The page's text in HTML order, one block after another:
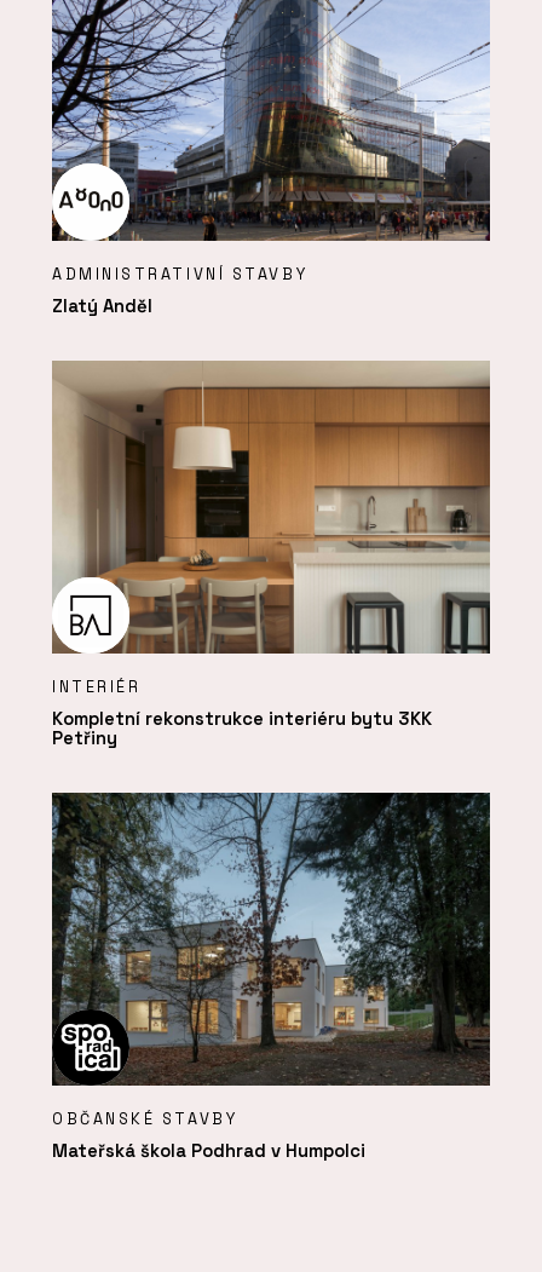
ADMINISTRATIVNÍ STAVBY
Zlatý Anděl
INTERIÉR
Kompletní rekonstrukce interiéru bytu 3KK
Petřiny
OBČANSKÉ STAVBY
Mateřská škola Podhrad v Humpolci